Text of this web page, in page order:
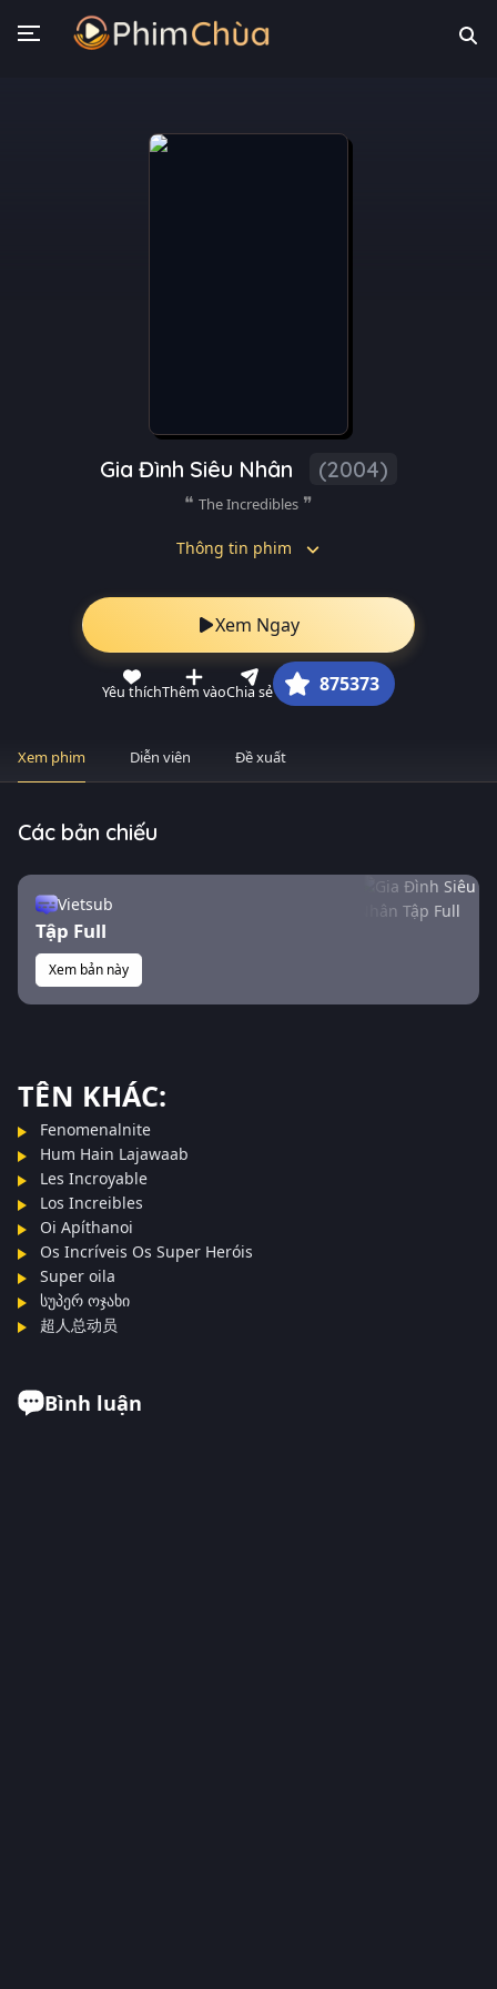
Gia Đình Siêu Nhân (2004)
The Incredibles
Thông tin phim
Xem Ngay
Yêu thíchThêm vàoChia sẻ 875373
Xem phim Diễn viên Đề xuất
Các bản chiếu
Vietsub
Tập Full
Xem bản này
TÊN KHÁC:
Fenomenalnite
Hum Hain Lajawaab
Les Incroyable
Los Increibles
Oi Apíthanoi
Os Incríveis Os Super Heróis
Super oila
სუპერ ოჯახი
超人总动员
Bình luận